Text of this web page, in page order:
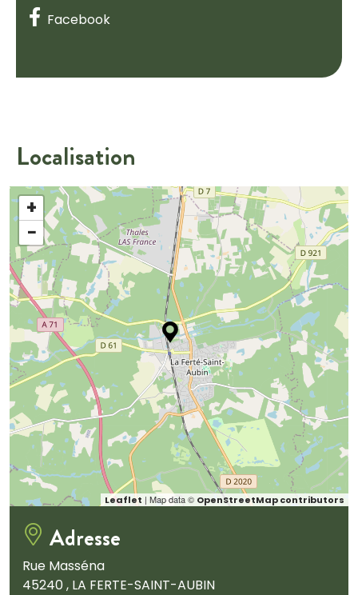
Facebook
Localisation
+
−
Leaflet | Map data © OpenStreetMap contributors
Adresse
Rue Masséna
45240 , LA FERTE-SAINT-AUBIN